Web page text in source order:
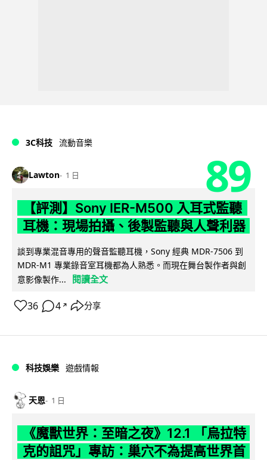
3C科技 流動音樂
Lawton 1 日 89
【評測】Sony IER-M500 入耳式監聽
耳機：現場拍攝、後製監聽與人聲利器
談到專業混音專用的聲音監聽耳機，Sony 經典 MDR-7506 到
MDR-M1 專業錄音室耳機都為人熟悉。而現在舞台製作者與創
意影像製作...
閱讀全文
36 4 ↗ 分享
科技娛樂 遊戲情報
天恩 1 日
《魔獸世界：至暗之夜》12.1 「烏拉特
克的詛咒」專訪：巢穴不為提高世界首